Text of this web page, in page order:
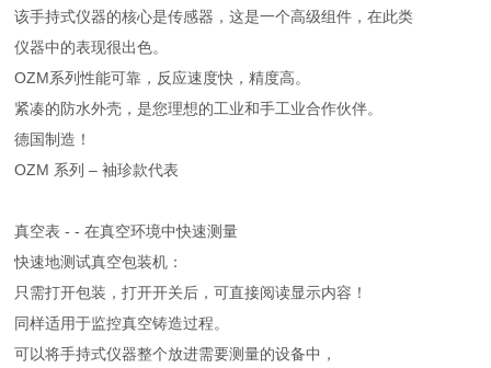
该手持式仪器的核心是传感器，这是一个高级组件，在此类
仪器中的表现很出色。
OZM系列性能可靠，反应速度快，精度高。
紧凑的防水外壳，是您理想的工业和手工业合作伙伴。
德国制造！
OZM 系列 – 袖珍款代表
真空表 - - 在真空环境中快速测量
快速地测试真空包装机：
只需打开包装，打开开关后，可直接阅读显示内容！
同样适用于监控真空铸造过程。
可以将手持式仪器整个放进需要测量的设备中，